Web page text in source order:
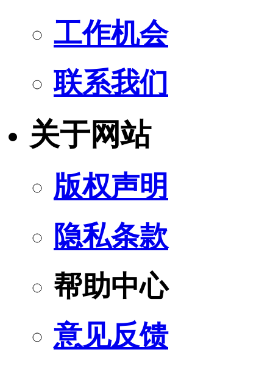
工作机会
联系我们
关于网站
版权声明
隐私条款
帮助中心
意见反馈